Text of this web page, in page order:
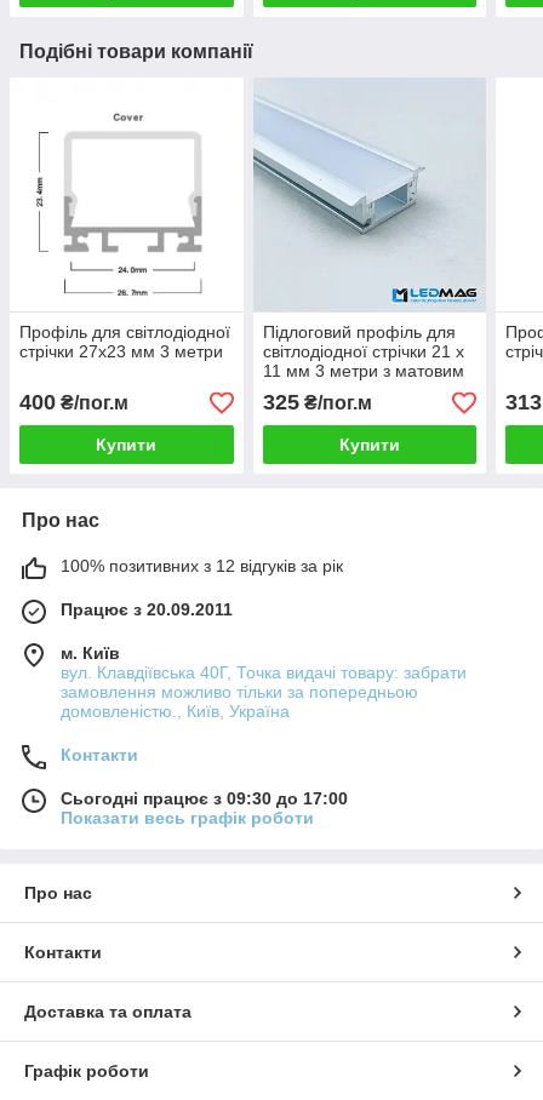
Подібні товари компанії
Профіль для світлодіодної
стрічки 27х23 мм 3 метри
400 ₴/пог.м
Купити
Підлоговий профіль для
світлодіодної стрічки 21 х
11 мм 3 метри з матовим
325₴/пог.м
Купити
313
Про нас
100% позитивних з 12 відгуків за рік
Працює з 20.09.2011
м. Київ
вул. Клавдіївська 40Г, Точка видачі товару: забрати
замовлення можливо тільки за попередньою
домовленістю., Київ, Україна
Контакти
Сьогодні працює з 09:30 до 17:00
Показати весь графік роботи
Про нас
Контакти
Доставка та оплата
Графік роботи